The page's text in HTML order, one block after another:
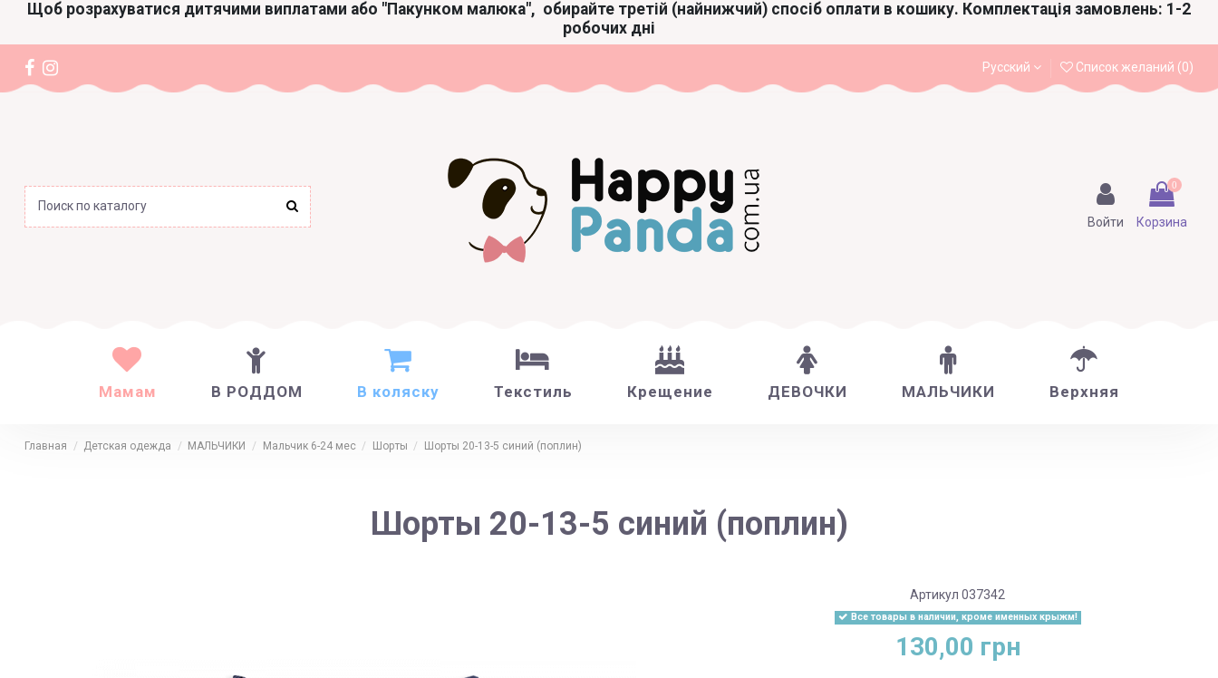
Щоб розрахуватися дитячими виплатами або "Пакунком малюка", обирайте третій (найнижчий) спосіб оплати в кошику. Комплектація замовлень: 1-2
робочих дні
Русский Список желаний (0)
Войти
0
Корзина
Мамам В РОДДОМ В коляску Текстиль Крещение ДЕВОЧКИ МАЛЬЧИКИ Верхняя
Главная Детская одежда МАЛЬЧИКИ Мальчик 6-24 мес Шорты Шорты 20-13-5 синий (поплин)
Шорты 20-13-5 синий (поплин)
Артикул 037342
Все товары в наличии, кроме именных крыжм!
130,00 грн